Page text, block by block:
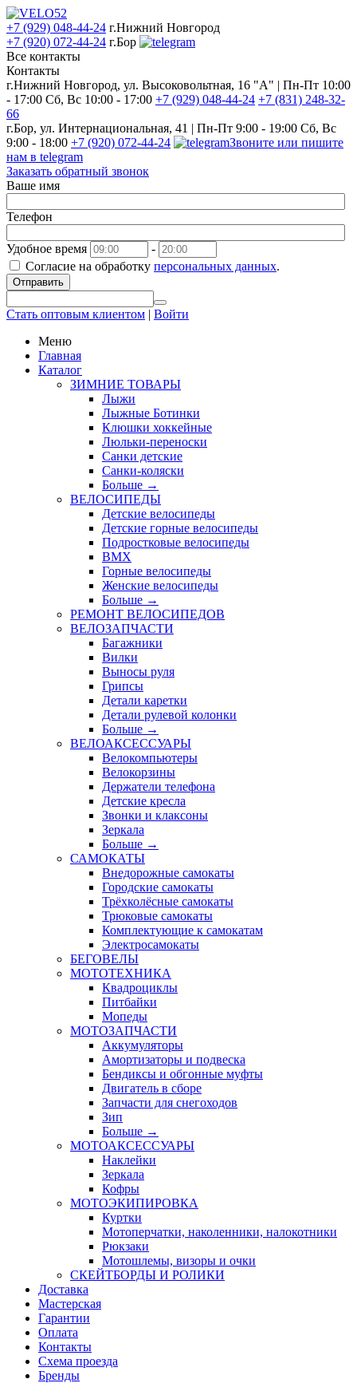
+7 (929) 048-44-24 г.Нижний Новгород
+7 (920) 072-44-24 г.Бор
Все контакты
Контакты
г.Нижний Новгород, ул. Высоковольтная, 16 "А" | Пн-Пт 10:00
- 17:00 Сб, Вс 10:00 - 17:00 +7 (929) 048-44-24 +7 (831) 248-32-
66
г.Бор, ул. Интернациональная, 41 | Пн-Пт 9:00 - 19:00 Сб, Вс
9:00 - 18:00 +7 (920) 072-44-24
Звоните или пишите
нам в telegram
Заказать обратный звонок
Ваше имя
Телефон
Удобное время
-
Согласие на обработку персональных данных.
Отправить
Стать оптовым клиентом | Войти
Меню
Главная
Каталог
ЗИМНИЕ ТОВАРЫ
Лыжи
Лыжные Ботинки
Клюшки хоккейные
Люльки-переноски
Санки детские
Санки-коляски
Больше →
ВЕЛОСИПЕДЫ
Детские велосипеды
Детские горные велосипеды
Подростковые велосипеды
BMX
Горные велосипеды
Женские велосипеды
Больше →
РЕМОНТ ВЕЛОСИПЕДОВ
ВЕЛОЗАПЧАСТИ
Багажники
Вилки
Выносы руля
Грипсы
Детали каретки
Детали рулевой колонки
Больше →
ВЕЛОАКСЕССУАРЫ
Велокомпьютеры
Велокорзины
Держатели телефона
Детские кресла
Звонки и клаксоны
Зеркала
Больше →
САМОКАТЫ
Внедорожные самокаты
Городские самокаты
Трёхколёсные самокаты
Трюковые самокаты
Комплектующие к самокатам
Электросамокаты
БЕГОВЕЛЫ
МОТОТЕХНИКА
Квадроциклы
Питбайки
Мопеды
МОТОЗАПЧАСТИ
Аккумуляторы
Амортизаторы и подвеска
Бендиксы и обгонные муфты
Двигатель в сборе
Запчасти для снегоходов
Зип
Больше →
МОТОАКСЕССУАРЫ
Наклейки
Зеркала
Кофры
МОТОЭКИПИРОВКА
Куртки
Мотоперчатки, наколенники, налокотники
Рюкзаки
Мотошлемы, визоры и очки
СКЕЙТБОРДЫ И РОЛИКИ
Доставка
Мастерская
Гарантии
Оплата
Контакты
Схема проезда
Бренды